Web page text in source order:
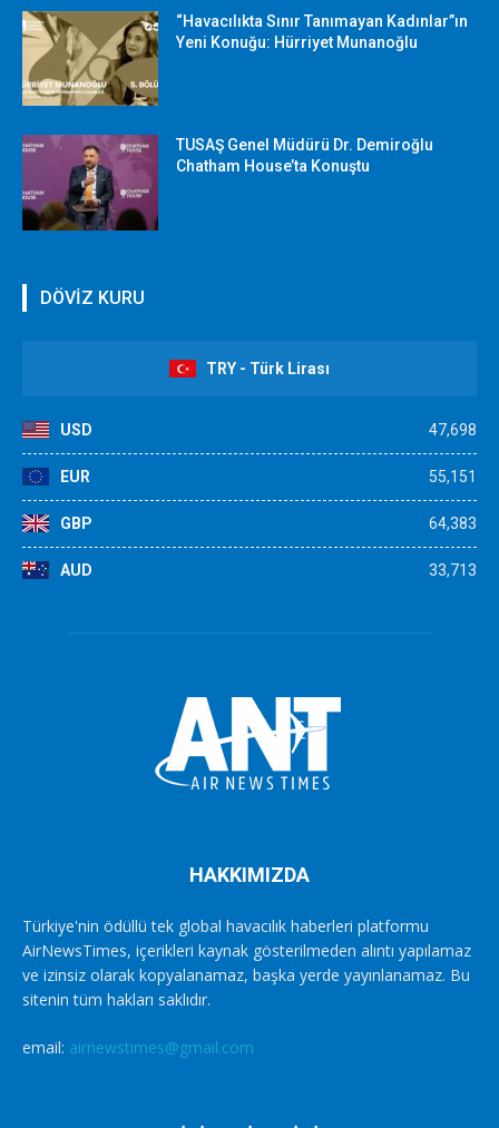
“Havacılıkta Sınır Tanımayan Kadınlar”ın
Yeni Konuğu: Hürriyet Munanoğlu
TUSAŞ Genel Müdürü Dr. Demiroğlu
Chatham House’ta Konuştu
DÖVİZ KURU
TRY - Türk Lirası
USD 47,698
EUR 55,151
GBP 64,383
AUD 33,713
HAKKIMIZDA
Türkiye'nin ödüllü tek global havacılık haberleri platformu
AirNewsTimes, içerikleri kaynak gösterilmeden alıntı yapılamaz
ve izinsiz olarak kopyalanamaz, başka yerde yayınlanamaz. Bu
sitenin tüm hakları saklıdır.
email: airnewstimes@gmail.com